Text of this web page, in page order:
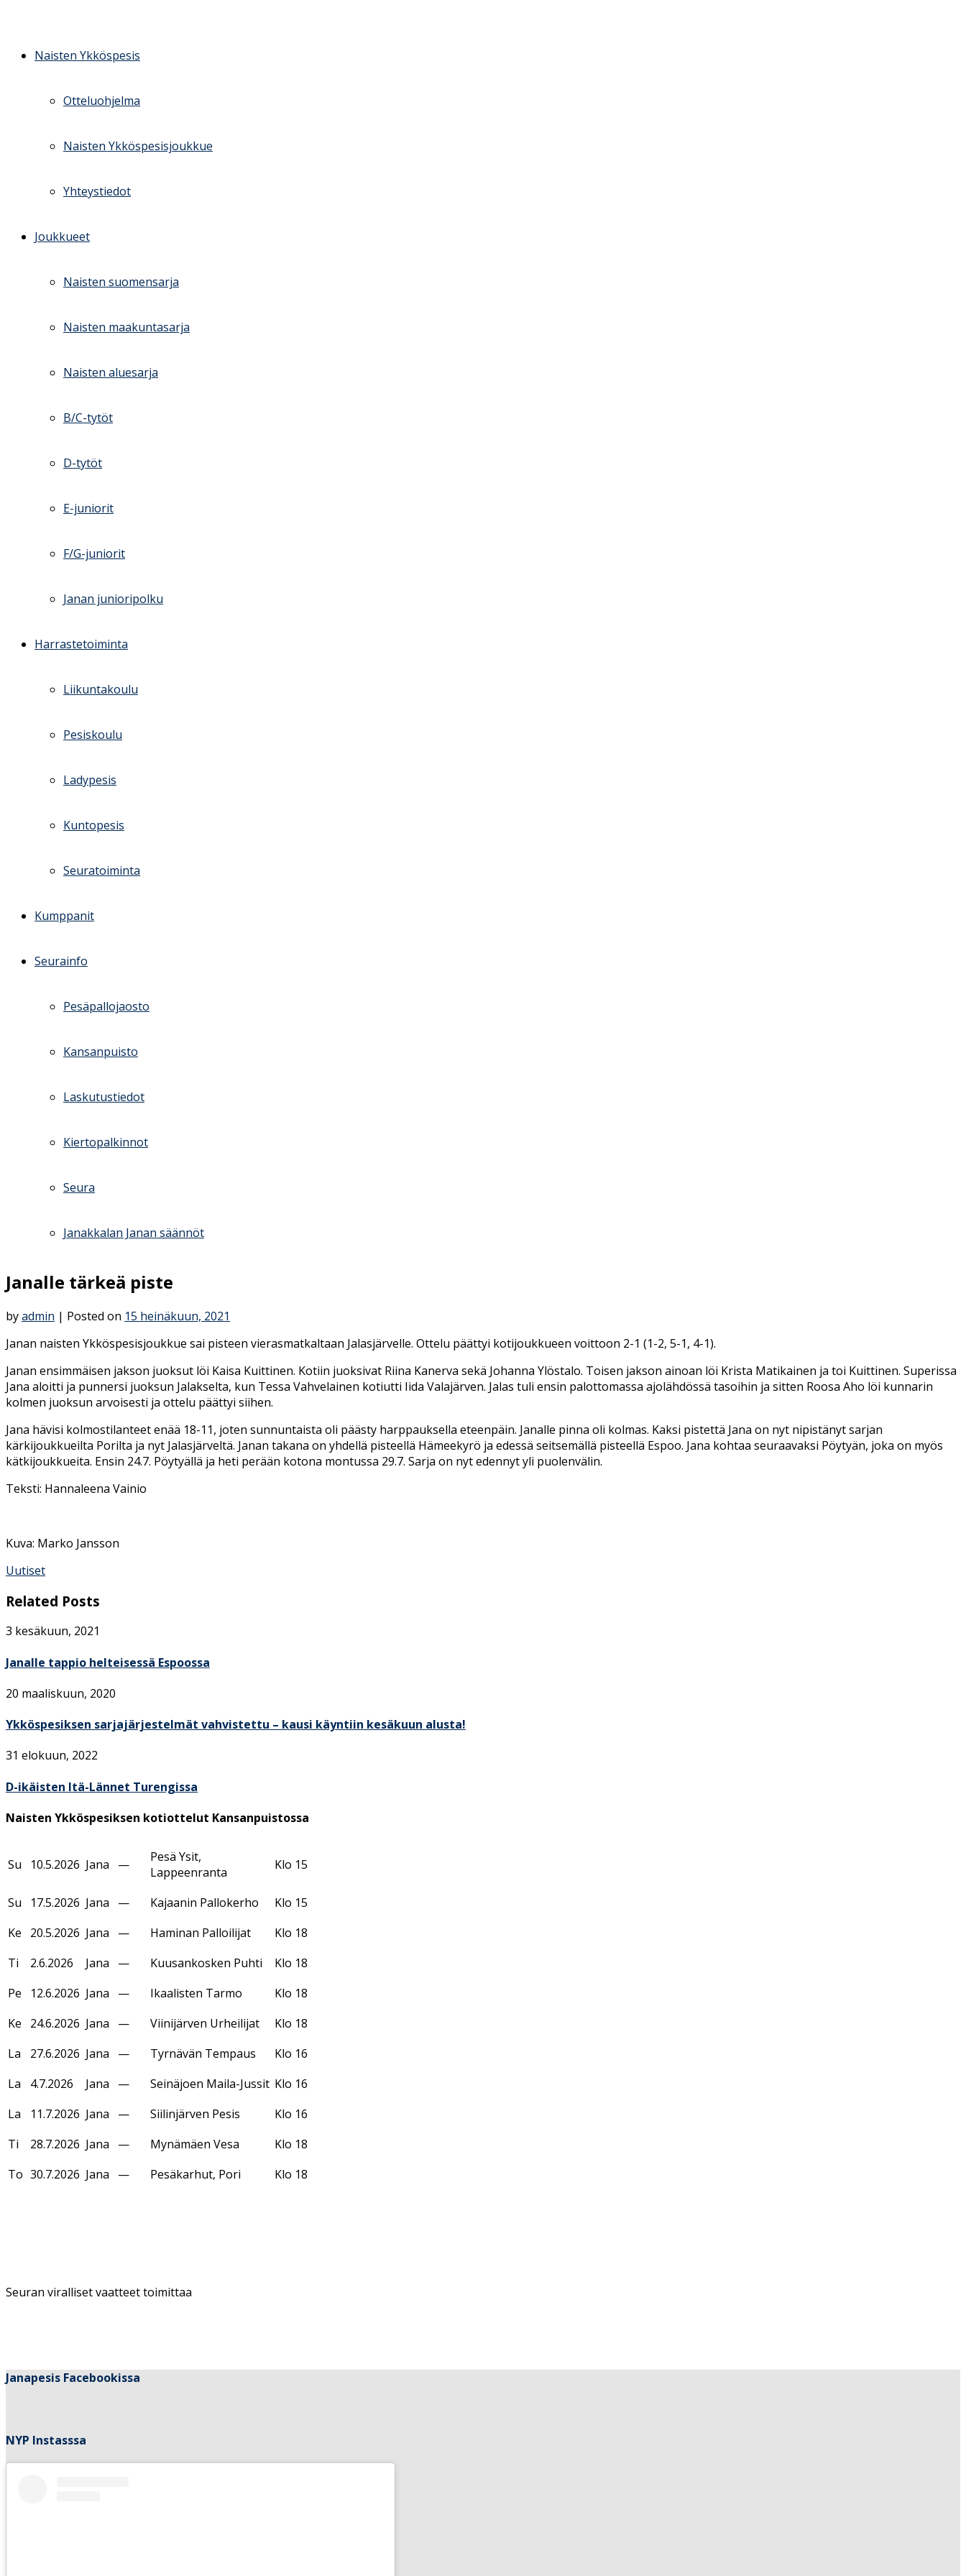
Naisten Ykköspesis
Otteluohjelma
Naisten Ykköspesisjoukkue
Yhteystiedot
Joukkueet
Naisten suomensarja
Naisten maakuntasarja
Naisten aluesarja
B/C-tytöt
D-tytöt
E-juniorit
F/G-juniorit
Janan junioripolku
Harrastetoiminta
Liikuntakoulu
Pesiskoulu
Ladypesis
Kuntopesis
Seuratoiminta
Kumppanit
Seurainfo
Pesäpallojaosto
Kansanpuisto
Laskutustiedot
Kiertopalkinnot
Seura
Janakkalan Janan säännöt
Janalle tärkeä piste
byadmin | Posted on 15 heinäkuun, 2021
Janan naisten Ykköspesisjoukkue sai pisteen vierasmatkaltaan Jalasjärvelle. Ottelu päättyi kotijoukkueen voittoon 2-1 (1-2, 5-1, 4-1).
Janan ensimmäisen jakson juoksut löi Kaisa Kuittinen. Kotiin juoksivat Riina Kanerva sekä Johanna Ylöstalo. Toisen jakson ainoan löi Krista Matikainen ja toi Kuittinen. Superissa
Jana aloitti ja punnersi juoksun Jalakselta, kun Tessa Vahvelainen kotiutti Iida Valajärven. Jalas tuli ensin palottomassa ajolähdössä tasoihin ja sitten Roosa Aho löi kunnarin
kolmen juoksun arvoisesti ja ottelu päättyi siihen.
Jana hävisi kolmostilanteet enää 18-11, joten sunnuntaista oli päästy harppauksella eteenpäin. Janalle pinna oli kolmas. Kaksi pistettä Jana on nyt nipistänyt sarjan
kärkijoukkueilta Porilta ja nyt Jalasjärveltä. Janan takana on yhdellä pisteellä Hämeekyrö ja edessä seitsemällä pisteellä Espoo. Jana kohtaa seuraavaksi Pöytyän, joka on myös
kätkijoukkueita. Ensin 24.7. Pöytyällä ja heti perään kotona montussa 29.7. Sarja on nyt edennyt yli puolenvälin.
Teksti: Hannaleena Vainio
Kuva: Marko Jansson
Uutiset
Related Posts
3 kesäkuun, 2021
Janalle tappio helteisessä Espoossa
20 maaliskuun, 2020
Ykköspesiksen sarjajärjestelmät vahvistettu – kausi käyntiin kesäkuun alusta!
31 elokuun, 2022
D-ikäisten Itä-Lännet Turengissa
Naisten Ykköspesiksen kotiottelut Kansanpuistossa
Su 10.5.2026 Jana —
Pesä Ysit,
Lappeenranta
Klo 15
Su 17.5.2026 Jana — Kajaanin Pallokerho
Klo 15
Ke
20.5.2026 Jana — Haminan Palloilijat
Klo 18
Ti
2.6.2026 Jana — Kuusankosken Puhti
Klo 18
Pe
12.6.2026 Jana — Ikaalisten Tarmo
Klo 18
Ke
24.6.2026 Jana — Viinijärven Urheilijat
Klo 18
La
27.6.2026 Jana — Tyrnävän Tempaus
Klo 16
La
4.7.2026 Jana — Seinäjoen Maila-Jussit Klo 16
La
11.7.2026 Jana — Siilinjärven Pesis
Klo 16
Ti
28.7.2026 Jana — Mynämäen Vesa
Klo 18
To 30.7.2026 Jana — Pesäkarhut, Pori Klo 18
Seuran viralliset vaatteet toimittaa
Janapesis Facebookissa
NYP Instasssa